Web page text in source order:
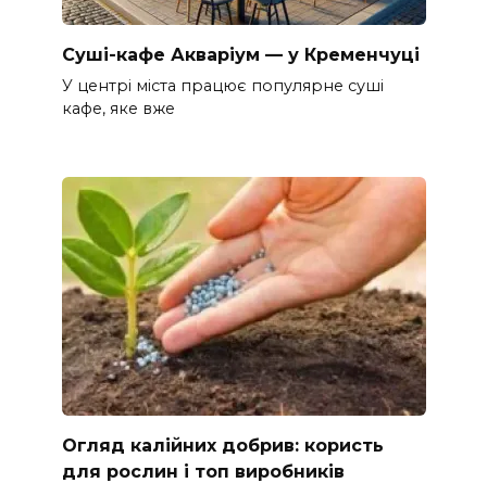
Суші-кафе Акваріум — у Кременчуці
У центрі міста працює популярне суші
кафе, яке вже
Огляд калійних добрив: користь
для рослин і топ виробників